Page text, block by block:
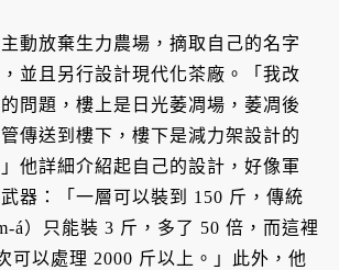
動放棄生力農場，摘取自己的名字
並且另行設計現代化茶廠。「我改
問題，樓上是日光萎凋場，萎凋後
傳送到樓下，樓下是減力架設計的
他詳細介紹起自己的設計，好像軍
器：「一層可以裝到 150 斤，傳統
á）只能裝 3 斤，多了 50 倍，而這裡
可以處理 2000 斤以上。」此外，他